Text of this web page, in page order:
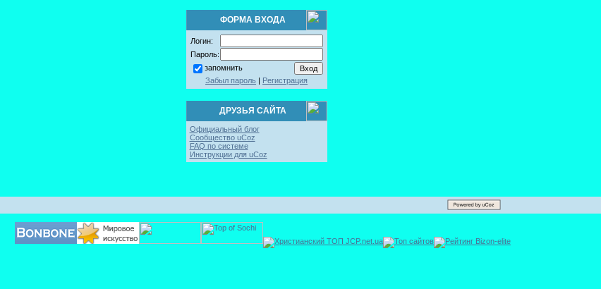
ФОРМА ВХОДА
Логин:
Пароль:
запомнить
Забыл пароль | Регистрация
ДРУЗЬЯ САЙТА
Официальный блог
Сообщество uCoz
FAQ по системе
Инструкции для uCoz